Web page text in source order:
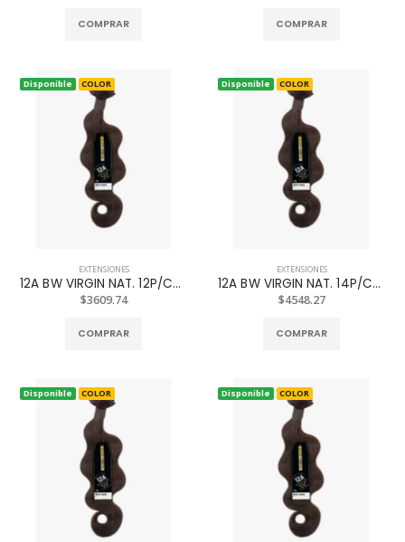
COMPRAR COMPRAR
Disponible COLOR
EXTENSIONES
12A BW VIRGIN NAT. 12P/C613
$3609.74
COMPRAR
Disponible COLOR
EXTENSIONES
12A BW VIRGIN NAT. 14P/C613
$4548.27
COMPRAR
Disponible COLOR Disponible COLOR